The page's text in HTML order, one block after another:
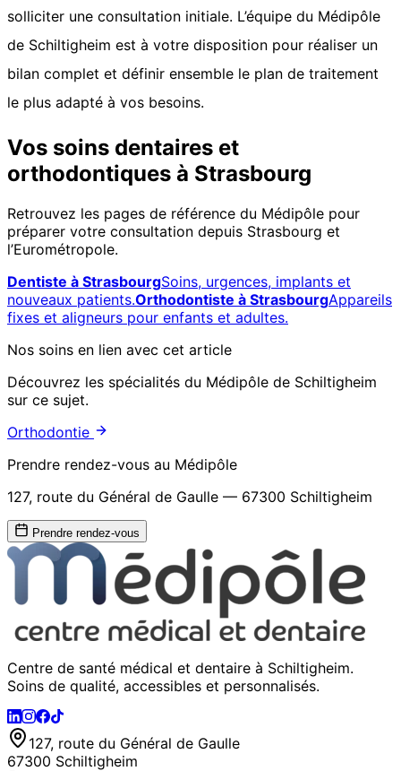
solliciter une consultation initiale. L’équipe du Médipôle
de Schiltigheim est à votre disposition pour réaliser un
bilan complet et définir ensemble le plan de traitement
le plus adapté à vos besoins.
Vos soins dentaires et
orthodontiques à Strasbourg
Retrouvez les pages de référence du Médipôle pour
préparer votre consultation depuis Strasbourg et
l’Eurométropole.
Dentiste à StrasbourgSoins, urgences, implants et
nouveaux patients.Orthodontiste à StrasbourgAppareils
fixes et aligneurs pour enfants et adultes.
Nos soins en lien avec cet article
Découvrez les spécialités du Médipôle de Schiltigheim
sur ce sujet.
Orthodontie
Prendre rendez-vous au Médipôle
127, route du Général de Gaulle — 67300 Schiltigheim
Prendre rendez-vous
Centre de santé médical et dentaire à Schiltigheim.
Soins de qualité, accessibles et personnalisés.
127, route du Général de Gaulle
67300 Schiltigheim